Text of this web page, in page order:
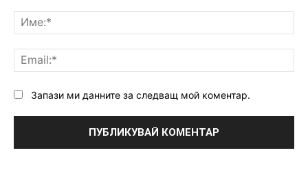
Запази ми данните за следващ мой коментар.